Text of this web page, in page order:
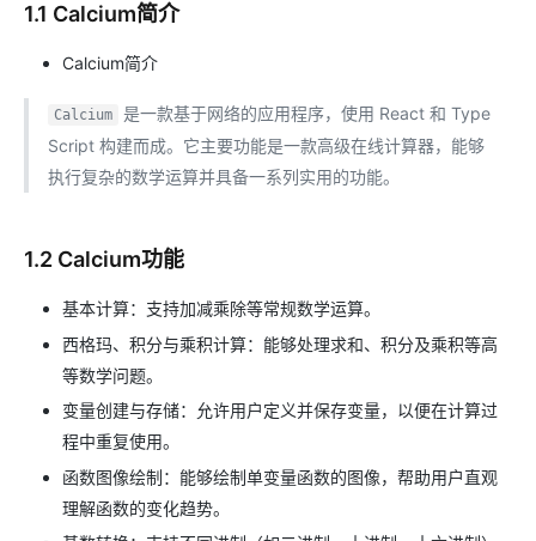
1.1 Calcium简介
Calcium简介
Calcium
是一款基于网络的应用程序，使用 React 和 Type
Script 构建而成。它主要功能是一款高级在线计算器，能够
执行复杂的数学运算并具备一系列实用的功能。
1.2 Calcium功能
基本计算：支持加减乘除等常规数学运算。
西格玛、积分与乘积计算：能够处理求和、积分及乘积等高
等数学问题。
变量创建与存储：允许用户定义并保存变量，以便在计算过
程中重复使用。
函数图像绘制：能够绘制单变量函数的图像，帮助用户直观
理解函数的变化趋势。